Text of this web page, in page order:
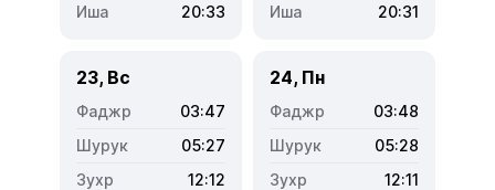
20:33
20:31
23, Вс
03:47
05:27
12:12
24, Пн
03:48
05:28
12:11